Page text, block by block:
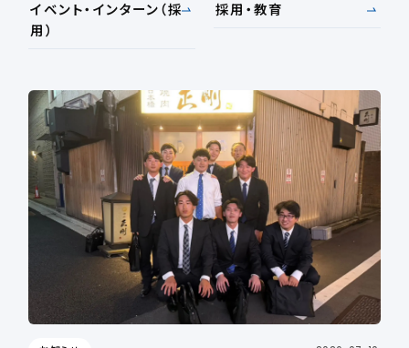
イベント・インターン（採
用）
採用・教育